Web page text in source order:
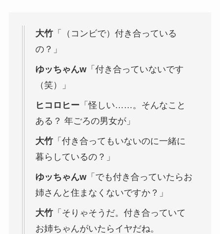
大竹「（コンビで）付き合っている
の？」
ゆッちゃんw「付き合っていないです
（笑）」
ヒコロヒー 「怪しい……。そんなこと
ある？ 年ごろの男女が」
大竹「付き合ってもいないのに一緒に
暮らしているの？」
ゆッちゃんw「でも付き合っていたらお
姉さんと住まなくないですか？」
大竹「そりゃそうだ。付き合っていて
お姉ちゃんがいたらイヤだね。